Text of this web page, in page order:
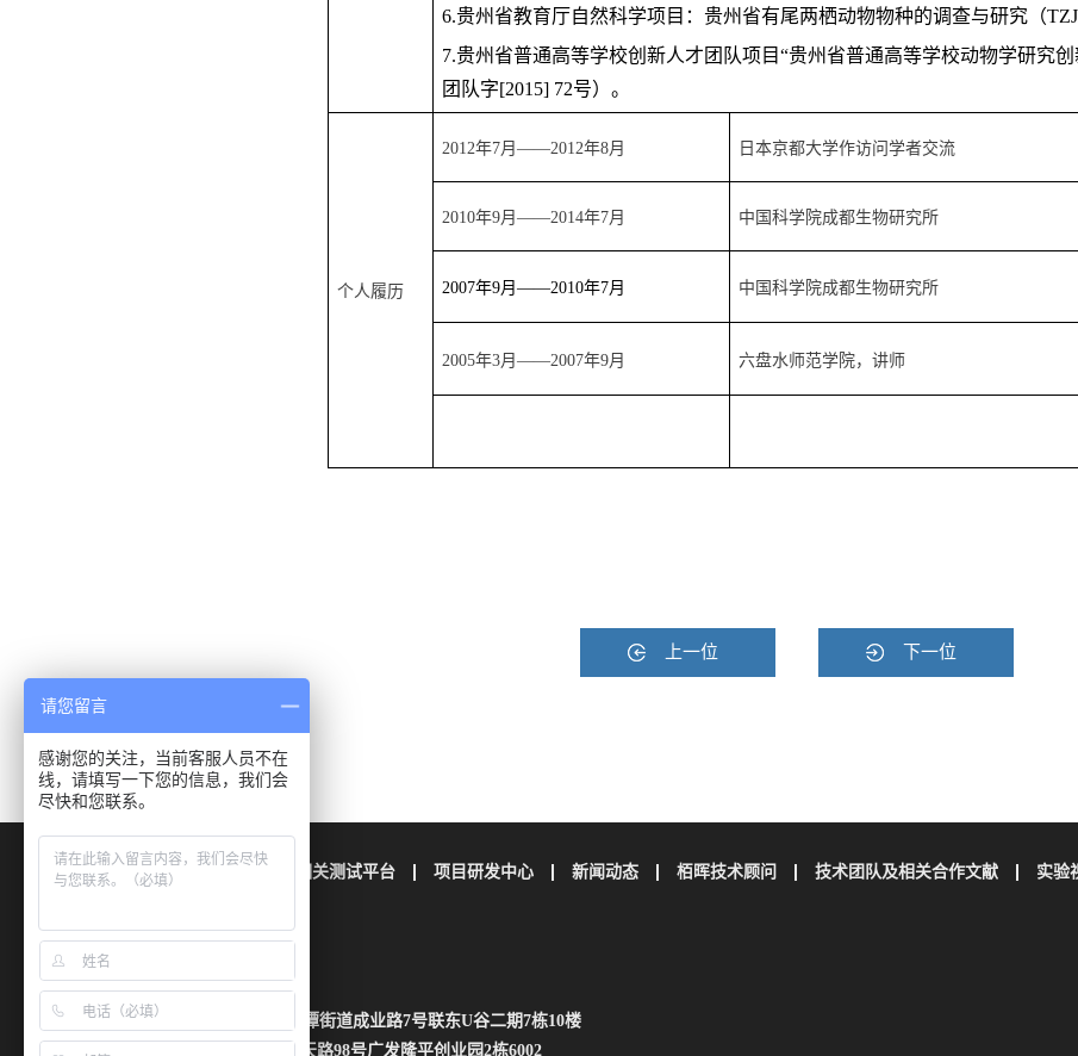
6.贵州省教育厅自然科学项目：贵州省有尾两栖动物物种的调查与研究（
7.贵州省普通高等学校创新人才团队项目“贵州省普通高等学校动物学研究
团队字[2015] 72号）。
个人履历
2012年7月——2012年8月 日本京都大学作访问学者交流
2010年9月——2014年7月 中国科学院成都生物研究所
2007年9月——2010年7月 中国科学院成都生物研究所
2005年3月——2007年9月 六盘水师范学院，讲师
上一位 下一位
公司简介 相关测试平台 项目研发中心 新闻动态 栢晖技术顾问 技术团队及相关合作文献
实验
地址：四川省成都市成华区龙潭街道成业路7号联东U谷二期7栋10楼
湖南省长沙市芙蓉区雄天路98号广发隆平创业园2栋6002
请您留言
感谢您的关注，当前客服人员不在
线，请填写一下您的信息，我们会
尽快和您联系。